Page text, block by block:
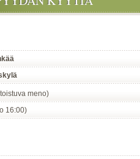
meno)
16:00)